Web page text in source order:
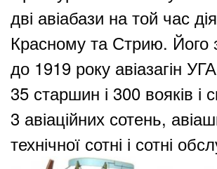
дві авіабази на той час
Красному та Стрию. Його
до 1919 року авіазагін
35 старшин і 300 вояків і
3 авіаційних сотень,
технічної сотні і сотні